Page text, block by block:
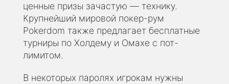
ценные призы зачастую — технику.
Крупнейший мировой покер-рум
Pokerdom также предлагает бесплатные
турниры по Холдему и Омахе с пот-
лимитом.
В некоторых паролях игрокам нужны